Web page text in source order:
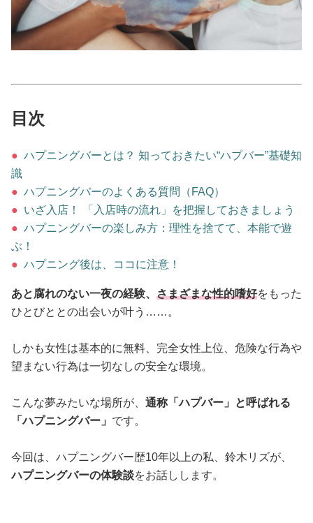
トラベル
目次
● ハプニングバーとは？ 知っておきたい“ハプバー”基礎知
識
● ハプニングバーのよくある質問（FAQ）
● いざ入店！ 「入店時の流れ」を把握しておきましょう
● ハプニングバーの楽しみ方：理性を捨てて、本能で遊
ぶ！
● ハプニング後は、ココに注意！
あと腐れのない一夜の経験、 さまざまな性的嗜好をもった
ひとびととの出会いが叶う……。
しかも女性は基本的に無料、完全女性上位、危険な行為や
望まない行為は一切なしの安全な環境。
こんな夢みたいな場所が、 通称「ハプバー」と呼ばれる
「ハプニングバー」 です。
今回は、ハプニングバー歴10年以上の私、鈴木リズが、
ハプニングバーの体験談をお話しします。